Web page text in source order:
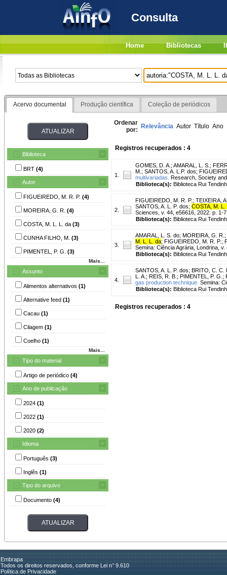
Consulta
Home Bibliotecas
Acervo documental Produção científica Coleção de periódicos
Biblioteca
BRT (4)
Autor
FIGUEIREDO, M. R. P. (4)
MOREIRA, G. R. (4)
COSTA, M. L. L. da (3)
CUNHA FILHO, M. (3)
PIMENTEL, P. G. (3)
Mais...
Assunto
Alimentos alternativos (1)
Alternative feed (1)
Cacau (1)
Cilagem (1)
Coelho (1)
Mais...
Tipo do material
Artigo de periódico (4)
Ano de publicação
2024 (1)
2022 (1)
2020 (2)
Idioma
Português (3)
Inglês (1)
Tipo do arquivo
Documento (4)
Ordenar
por: Relevância Autor Título Ano
Registros recuperados : 4
1.
GOMES, D. A. ; AMARAL, L. S. ;
M. ; SANTOS, A. L.P. dos;
multivariadas. Research, Society
Biblioteca(s): Biblioteca Rui
2.
FIGUEIREDO, M. R. P. ; TEIXEIRA,
SANTOS, A. L. P. dos; COSTA, M. L.
Sciences, v. 44, e56616, 2022. p. 1-7
Biblioteca(s): Biblioteca Rui
3.
AMARAL, L. S. do; MOREIRA, G. R. ;
M. L. L. da; FIGUEIREDO, M. R. P. ;
Semina: Ciência Agrária, Londrina,
Biblioteca(s): Biblioteca Rui
4.
SANTOS, A. L. P. dos; BRITO, C. C.
L. A. ; REIS, R. B. ; PIMENTEL, P. G. ;
gas production technique. Semina:
Biblioteca(s): Biblioteca Rui
Registros recuperados : 4
Embrapa
Todos os direitos reservados, conforme Lei n° 9.610
Política de Privacidade